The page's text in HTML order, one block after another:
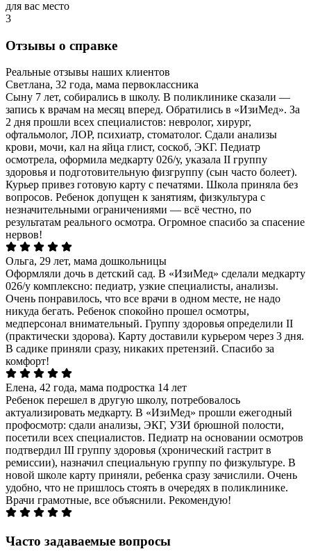
для вас место
3
Отзывы о справке
Реальные отзывы наших клиентов
Светлана, 32 года, мама первоклассника
Сыну 7 лет, собирались в школу. В поликлинике сказали —
запись к врачам на месяц вперед. Обратились в «ИзиМед». За
2 дня прошли всех специалистов: невролог, хирург,
офтальмолог, ЛОР, психиатр, стоматолог. Сдали анализы
крови, мочи, кал на яйца глист, соскоб, ЭКГ. Педиатр
осмотрела, оформила медкарту 026/у, указала II группу
здоровья и подготовительную физгруппу (сын часто болеет).
Курьер привез готовую карту с печатями. Школа приняла без
вопросов. Ребенок допущен к занятиям, физкультура с
незначительными ограничениями — всё честно, по
результатам реального осмотра. Огромное спасибо за спасение
нервов!
Ольга, 29 лет, мама дошкольницы
Оформляли дочь в детский сад. В «ИзиМед» сделали медкарту
026/у комплексно: педиатр, узкие специалисты, анализы.
Очень понравилось, что все врачи в одном месте, не надо
никуда бегать. Ребенок спокойно прошел осмотры,
медперсонал внимательный. Группу здоровья определили II
(практически здорова). Карту доставили курьером через 3 дня.
В садике приняли сразу, никаких претензий. Спасибо за
комфорт!
Елена, 42 года, мама подростка 14 лет
Ребенок перешел в другую школу, потребовалось
актуализировать медкарту. В «ИзиМед» прошли ежегодный
профосмотр: сдали анализы, ЭКГ, УЗИ брюшной полости,
посетили всех специалистов. Педиатр на основании осмотров
подтвердил III группу здоровья (хронический гастрит в
ремиссии), назначил специальную группу по физкультуре. В
новой школе карту приняли, ребенка сразу зачислили. Очень
удобно, что не пришлось стоять в очередях в поликлинике.
Врачи грамотные, все объяснили. Рекомендую!
Часто задаваемые вопросы